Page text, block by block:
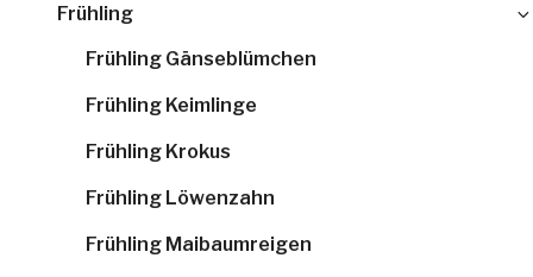
Frühling
Frühling Gänseblümchen
Frühling Keimlinge
Frühling Krokus
Frühling Löwenzahn
Frühling Maibaumreigen